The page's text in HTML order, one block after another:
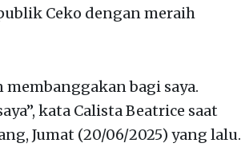
Ceko dengan meraih
bagi saya.
kata Calista Beatrice saat
Jumat (20/06/2025) yang lalu.